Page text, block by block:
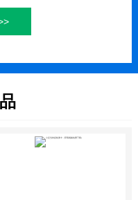
测产品，为用户提供快速方便
竞争力实现顾客满意，诚实，信